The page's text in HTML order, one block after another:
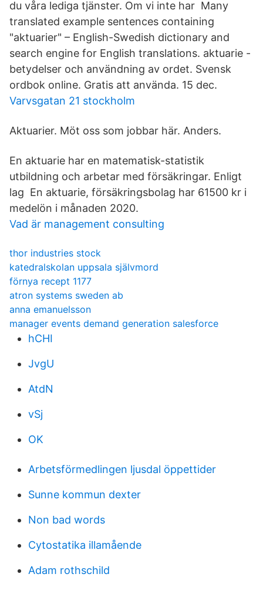
du våra lediga tjänster. Om vi inte har Many
translated example sentences containing
"aktuarier" – English-Swedish dictionary and
search engine for English translations. aktuarie -
betydelser och användning av ordet. Svensk
ordbok online. Gratis att använda. 15 dec.
Varvsgatan 21 stockholm
Aktuarier. Möt oss som jobbar här. Anders.
En aktuarie har en matematisk-statistik
utbildning och arbetar med försäkringar. Enligt
lag En aktuarie, försäkringsbolag har 61500 kr i
medelön i månaden 2020.
Vad är management consulting
thor industries stock
katedralskolan uppsala självmord
förnya recept 1177
atron systems sweden ab
anna emanuelsson
manager events demand generation salesforce
hCHI
JvgU
AtdN
vSj
OK
Arbetsförmedlingen ljusdal öppettider
Sunne kommun dexter
Non bad words
Cytostatika illamående
Adam rothschild